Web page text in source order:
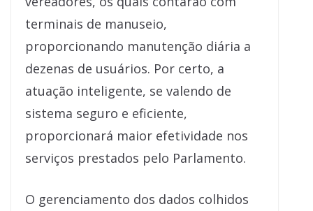
terminais de manuseio,
proporcionando manutenção diária a
dezenas de usuários. Por certo, a
atuação inteligente, se valendo de
sistema seguro e eficiente,
proporcionará maior efetividade nos
serviços prestados pelo Parlamento.
O gerenciamento dos dados colhidos